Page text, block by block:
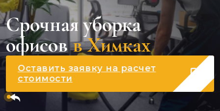
Срочная уборка
офисов в Химках
Оставить заявку на расчет
стоимости